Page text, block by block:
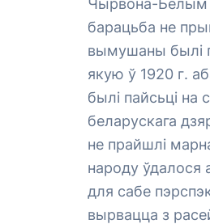
Чырвона-Белым
барацьба не
вымушаны былі
якую ў 1920 г.
былі пайсьці на
беларускага
не прайшлі
народу ўдалося
для сабе
вырвацца з